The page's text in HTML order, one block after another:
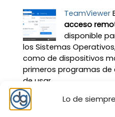
Lo de
TeamViewer
acceso
disponible
los Sistemas
como de dispositivos
primeros programas
de usar ...
Ventoy Este